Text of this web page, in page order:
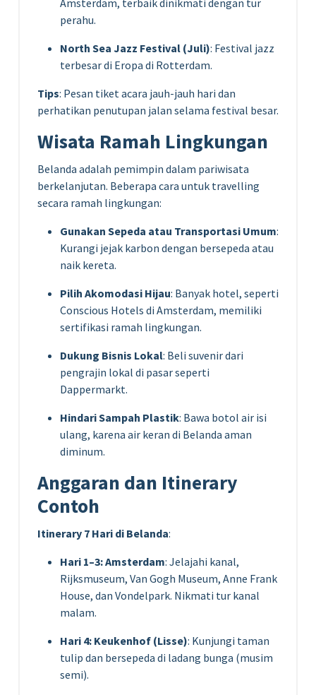
Amsterdam, terbaik dinikmati dengan tur
perahu.
North Sea Jazz Festival (Juli): Festival jazz
terbesar di Eropa di Rotterdam.
Tips: Pesan tiket acara jauh-jauh hari dan
perhatikan penutupan jalan selama festival besar.
Wisata Ramah Lingkungan
Belanda adalah pemimpin dalam pariwisata
berkelanjutan. Beberapa cara untuk travelling
secara ramah lingkungan:
Gunakan Sepeda atau Transportasi Umum:
Kurangi jejak karbon dengan bersepeda atau
naik kereta.
Pilih Akomodasi Hijau: Banyak hotel, seperti
Conscious Hotels di Amsterdam, memiliki
sertifikasi ramah lingkungan.
Dukung Bisnis Lokal: Beli suvenir dari
pengrajin lokal di pasar seperti
Dappermarkt.
Hindari Sampah Plastik: Bawa botol air isi
ulang, karena air keran di Belanda aman
diminum.
Anggaran dan Itinerary
Contoh
Itinerary 7 Hari di Belanda:
Hari 1–3: Amsterdam: Jelajahi kanal,
Rijksmuseum, Van Gogh Museum, Anne Frank
House, dan Vondelpark. Nikmati tur kanal
malam.
Hari 4: Keukenhof (Lisse): Kunjungi taman
tulip dan bersepeda di ladang bunga (musim
semi).